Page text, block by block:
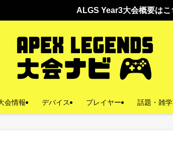
ALGS Year3大会概要はこちら
会情報 デバイス プレイヤー 話題・雑学